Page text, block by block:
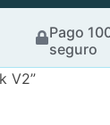
Pago
seguro
V2”